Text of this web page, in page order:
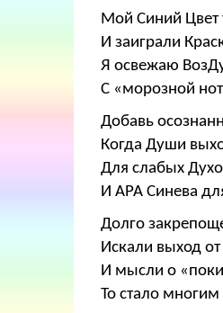
Мой Синий Цвет
И заиграли
Я освежаю
С «морозной
Добавь
Когда Души
Для слабых
И АРА Синева
Долго
Искали выход
И мысли о
То стало